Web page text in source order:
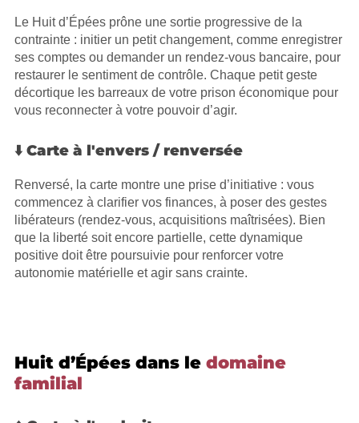
Le Huit d’Épées prône une sortie progressive de la
contrainte : initier un petit changement, comme enregistrer
ses comptes ou demander un rendez-vous bancaire, pour
restaurer le sentiment de contrôle. Chaque petit geste
décortique les barreaux de votre prison économique pour
vous reconnecter à votre pouvoir d’agir.
⬇️ Carte à l'envers / renversée
Renversé, la carte montre une prise d’initiative : vous
commencez à clarifier vos finances, à poser des gestes
libérateurs (rendez-vous, acquisitions maîtrisées). Bien
que la liberté soit encore partielle, cette dynamique
positive doit être poursuivie pour renforcer votre
autonomie matérielle et agir sans crainte.
Huit d’Épées dans le domaine
familial